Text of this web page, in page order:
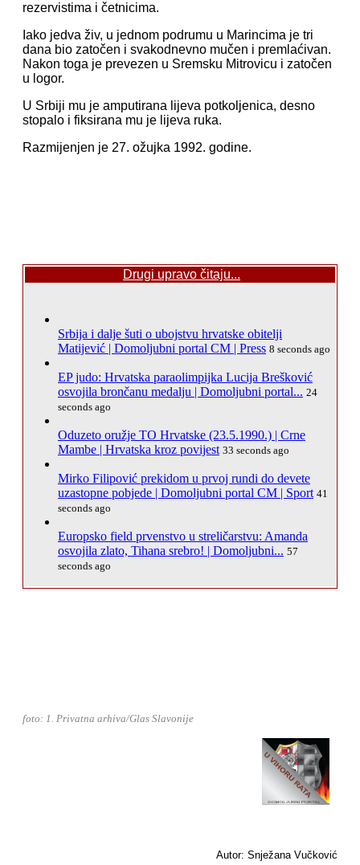
rezervistima i četnicima.
Iako jedva živ, u jednom podrumu u Marincima je tri
dana bio zatočen i svakodnevno mučen i premlaćivan.
Nakon toga je prevezen u Sremsku Mitrovicu i zatočen
u logor.
U Srbiji mu je amputirana lijeva potkoljenica, desno
stopalo i fiksirana mu je lijeva ruka.
Razmijenjen je 27. ožujka 1992. godine.
Drugi upravo čitaju...
Srbija i dalje šuti o ubojstvu hrvatske obitelji
Matijević | Domoljubni portal CM | Press 8 seconds ago
EP judo: Hrvatska paraolimpijka Lucija Brešković
osvojila brončanu medalju | Domoljubni portal... 24
seconds ago
Oduzeto oružje TO Hrvatske (23.5.1990.) | Crne
Mambe | Hrvatska kroz povijest 33 seconds ago
Mirko Filipović prekidom u prvoj rundi do devete
uzastopne pobjede | Domoljubni portal CM | Sport 41
seconds ago
Europsko field prvenstvo u streličarstvu: Amanda
osvojila zlato, Tihana srebro! | Domoljubni... 57
seconds ago
foto: 1. Privatna arhiva/Glas Slavonije
Autor: Snježana Vučković